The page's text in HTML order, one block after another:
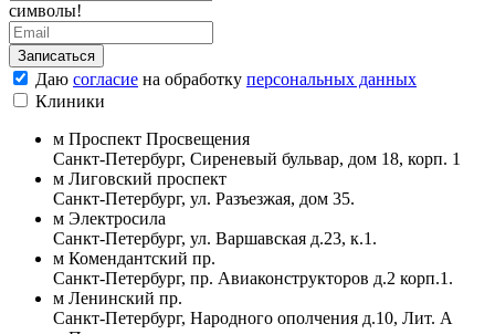
символы!
Записаться
Даю согласие на обработку персональных данных
Клиники
м Проспект Просвещения
Санкт-Петербург, Сиреневый бульвар, дом 18, корп. 1
м Лиговский проспект
Санкт-Петербург, ул. Разъезжая, дом 35.
м Электросила
Санкт-Петербург, ул. Варшавская д.23, к.1.
м Комендантский пр.
Санкт-Петербург, пр. Авиаконструкторов д.2 корп.1.
м Ленинский пр.
Санкт-Петербург, Народного ополчения д.10, Лит. А